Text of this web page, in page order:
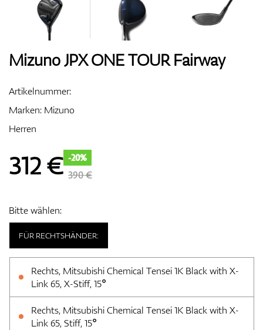
Bags
Mizuno JPX ONE TOUR Fairway
Artikelnummer:
Marken: Mizuno
Herren
312€ -20%
390 €
Bitte wählen:
FÜR RECHTSHÄNDER:
Rechts, Mitsubishi Chemical Tensei 1K Black with X-
Link 65, X-Stiff, 15°
Rechts, Mitsubishi Chemical Tensei 1K Black with X-
Link 65, Stiff, 15°